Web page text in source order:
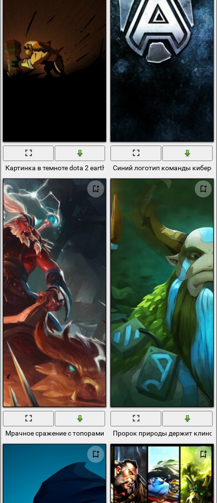
Картинка в темноте dota 2 earthshaker hm92Синий логотип команды
Мрачное сражение с топорами в игре dota 2Пророк природы держит клинок